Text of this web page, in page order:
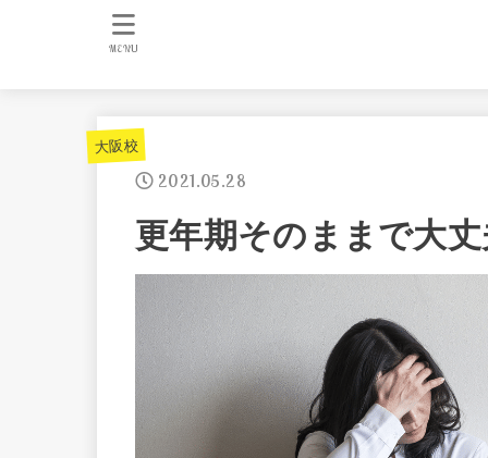
MENU
大阪校
2021.05.28
更年期そのままで大丈